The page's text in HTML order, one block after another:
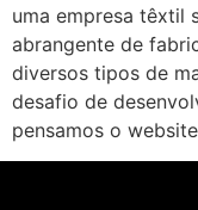
uma empresa têxtil
abrangente de
diversos tipos de
desafio de
pensamos o